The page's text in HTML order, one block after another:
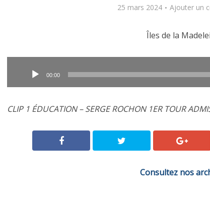
25 mars 2024 Ajouter un
Îles de la
00:00
CLIP 1 ÉDUCATION – SERGE ROCHON 1ER TOUR
Consultez nos